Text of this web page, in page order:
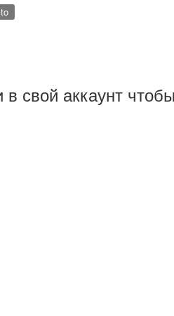
свой аккаунт